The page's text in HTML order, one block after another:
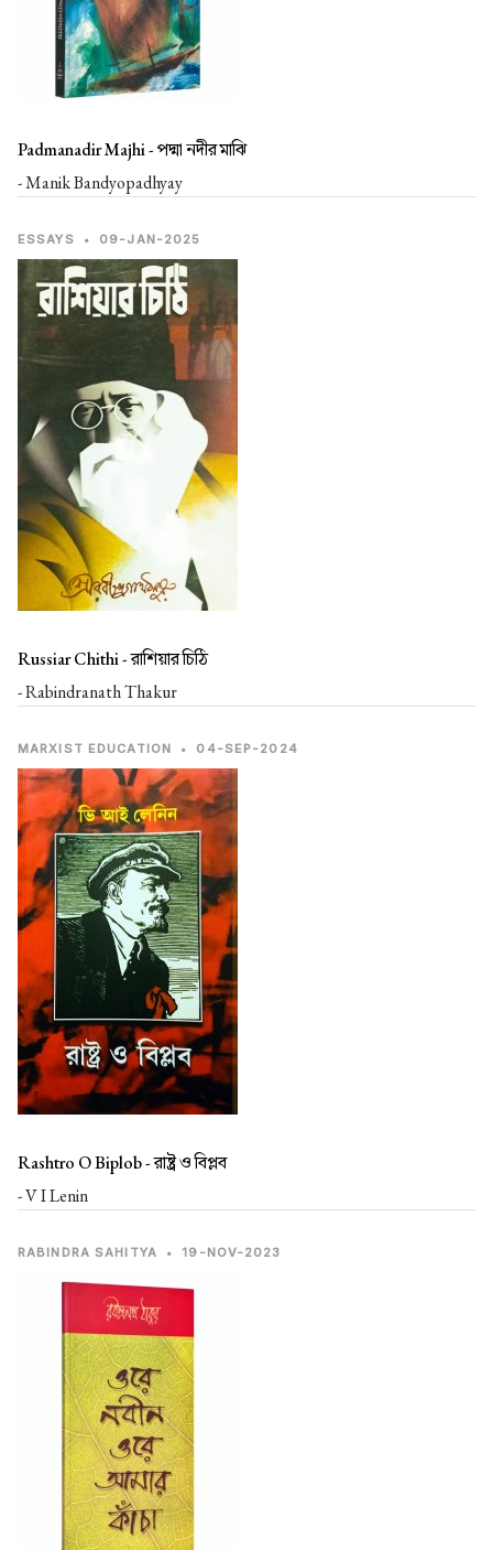
Padmanadir Majhi -পদ্মা নদীর মাঝি
- Manik Bandyopadhyay
ESSAYS • 09-JAN-2025
Russiar Chithi -রাশিয়ার চিঠি
- Rabindranath Thakur
MARXIST EDUCATION • 04-SEP-2024
Rashtro O Biplob -রাষ্ট্র ও বিপ্লব
- V I Lenin
RABINDRA SAHITYA • 19-NOV-2023